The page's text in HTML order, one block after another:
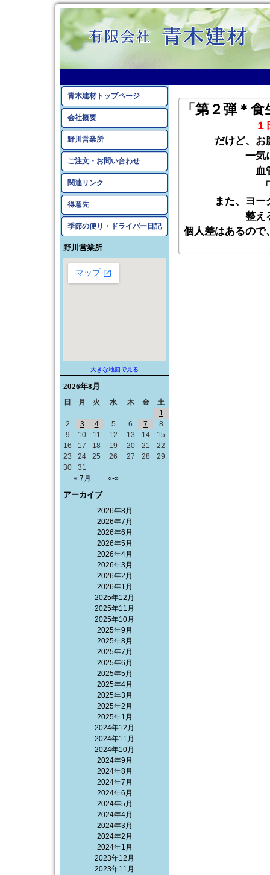
青木建材トップページ
会社概要
野川営業所
ご注文・お問い合わせ
関連リンク
得意先
季節の便り・ドライバー日記
野川営業所
大きな地図で見る
2026年8月
日 月 火 水 木 金 土
« 7月 «-»
1
2
3 4 5 6 7
8
9
10 11 12 13 14
15
16
17 18 19 20 21
22
23
24 25 26 27 28
29
30
31
アーカイブ
2026年8月
2026年7月
2026年6月
2026年5月
2026年4月
2026年3月
2026年2月
2026年1月
2025年12月
2025年11月
2025年10月
2025年9月
2025年8月
2025年7月
2025年6月
2025年5月
2025年4月
2025年3月
2025年2月
2025年1月
2024年12月
2024年11月
2024年10月
2024年9月
2024年8月
2024年7月
2024年6月
2024年5月
2024年4月
2024年3月
2024年2月
2024年1月
2023年12月
2023年11月
「第２弾＊
だけど、お
一気
血
また、ヨ
整え
個人差はあるので